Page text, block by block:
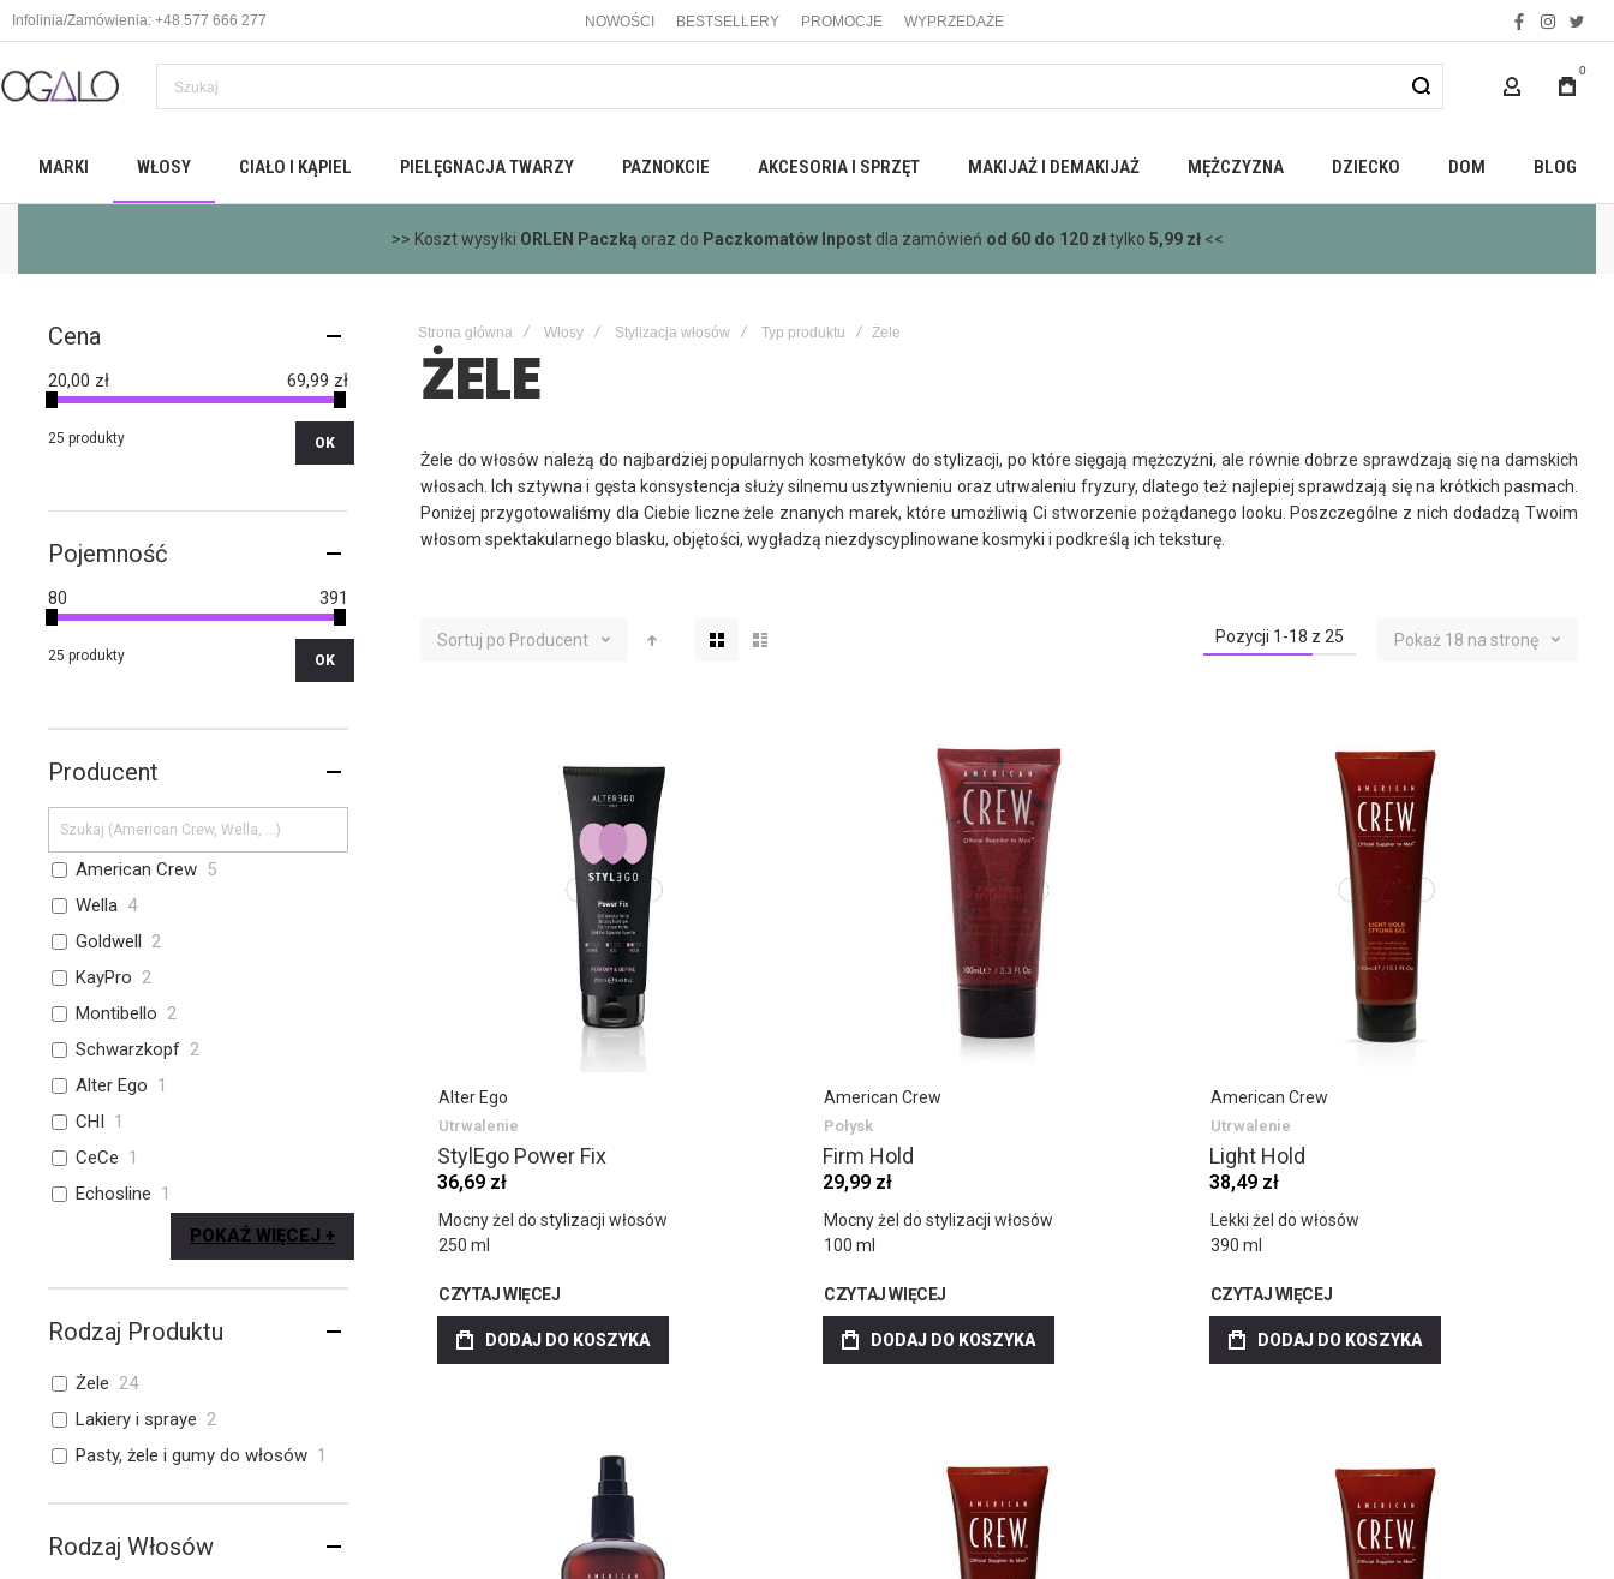
Infolinia/Zamówienia: +48 577 666 277 NOWOŚCI BESTSELLERY PROMOCJE WYPRZEDAŻE
facebook
MOJE KONTO
0
MARKI WŁOSY CIAŁO I KĄPIEL PIELĘGNACJA TWARZY PAZNOKCIE AKCESORIA I SPRZĘT MAKIJAŻ I DEMAKIJAŻ MĘŻCZYZNA DZIECKO DOM BLOG
>>Darmowa wysyłka wszystkimi metodami dostawy dla zamówieńpowyżej 400 zł<<
Strona główna Włosy Stylizacja włosów Typ produktu Żele
ŻELE
Żele do włosów należą do najbardziej popularnych kosmetyków do stylizacji, po które sięgają mężczyźni, ale równie dobrze sprawdzają się na damskich
włosach. Ich sztywna i gęsta konsystencja służy silnemu usztywnieniu oraz utrwaleniu fryzury, dlatego też najlepiej sprawdzają się na krótkich pasmach.
Poniżej przygotowaliśmy dla Ciebie liczne żele znanych marek, które umożliwią Ci stworzenie pożądanego looku. Poszczególne z nich dodadzą Twoim
włosom spektakularnego blasku, objętości, wygładzą niezdyscyplinowane kosmyki i podkreślą ich teksturę.
Sortuj po Producent
Zobacz
jako
Pozycji 1 -18 z 25 Pokaż 18 na stronę
Alter Ego
Utrwalenie
StylEgo Power Fix
36,69 zł
Mocny żel do stylizacji włosów
250 ml
CZYTAJ WIĘCEJ
DODAJ DO KOSZYKA
American Crew
Połysk
Firm Hold
29,99 zł
Mocny żel do stylizacji włosów
100 ml
CZYTAJ WIĘCEJ
DODAJ DO KOSZYKA
American Crew
Utrwalenie
Light Hold
38,49 zł
Lekki żel do włosów
390 ml
CZYTAJ WIĘCEJ
DODAJ DO KOSZYKA
Cena
20,00 zł 69,99 zł
25 produkty OK
Pojemność
80 391
25 produkty OK
Producent
American Crew 5
Wella 4
Goldwell 2
KayPro 2
Montibello 2
Schwarzkopf 2
Alter Ego 1
CHI 1
CeCe 1
Echosline 1
POKAŻ WIĘCEJ
Rodzaj Produktu
Żele 24
Lakiery i spraye 2
Pasty, żele i gumy do włosów 1
Rodzaj Włosów